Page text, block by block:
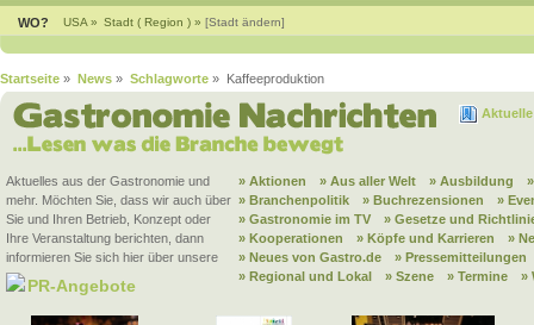
WO? USA » Stadt ( Region ) » [Stadt ändern]
Startseite » News » Schlagworte » Kaffeeproduktion
Aktuelles aus der Gastronomie und
mehr. Möchten Sie, dass wir auch über
Sie und Ihren Betrieb, Konzept oder
Ihre Veranstaltung berichten, dann
informieren Sie sich hier über unsere
PR-Angebote
» Aktionen » Aus aller Welt » Ausbildung
» Branchenpolitik
» Buchrezensionen
»
» Gastronomie im TV
» Gesetze und
» Kooperationen
» Köpfe und Karrieren
»
» Neues von Gastro.de
» Pressemitteilungen
» Regional und Lokal
» Szene » Termine »